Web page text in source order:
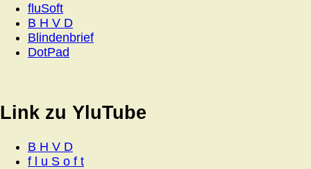
fluSoft
B H V D
Blindenbrief
DotPad
Link zu YluTube
B H V D
f l u S o f t